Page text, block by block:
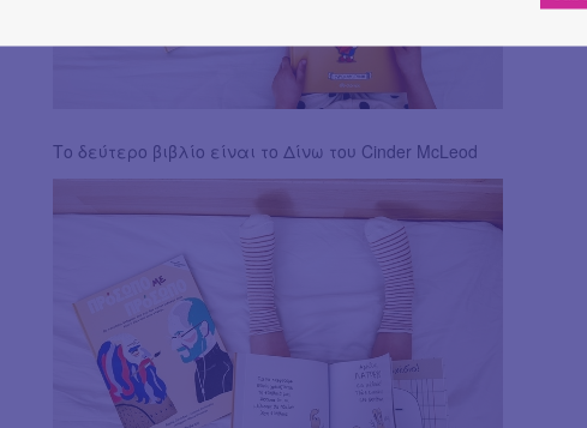
Το δεύτερο βιβλίο είναι το Δίνω του Cinder McLeod